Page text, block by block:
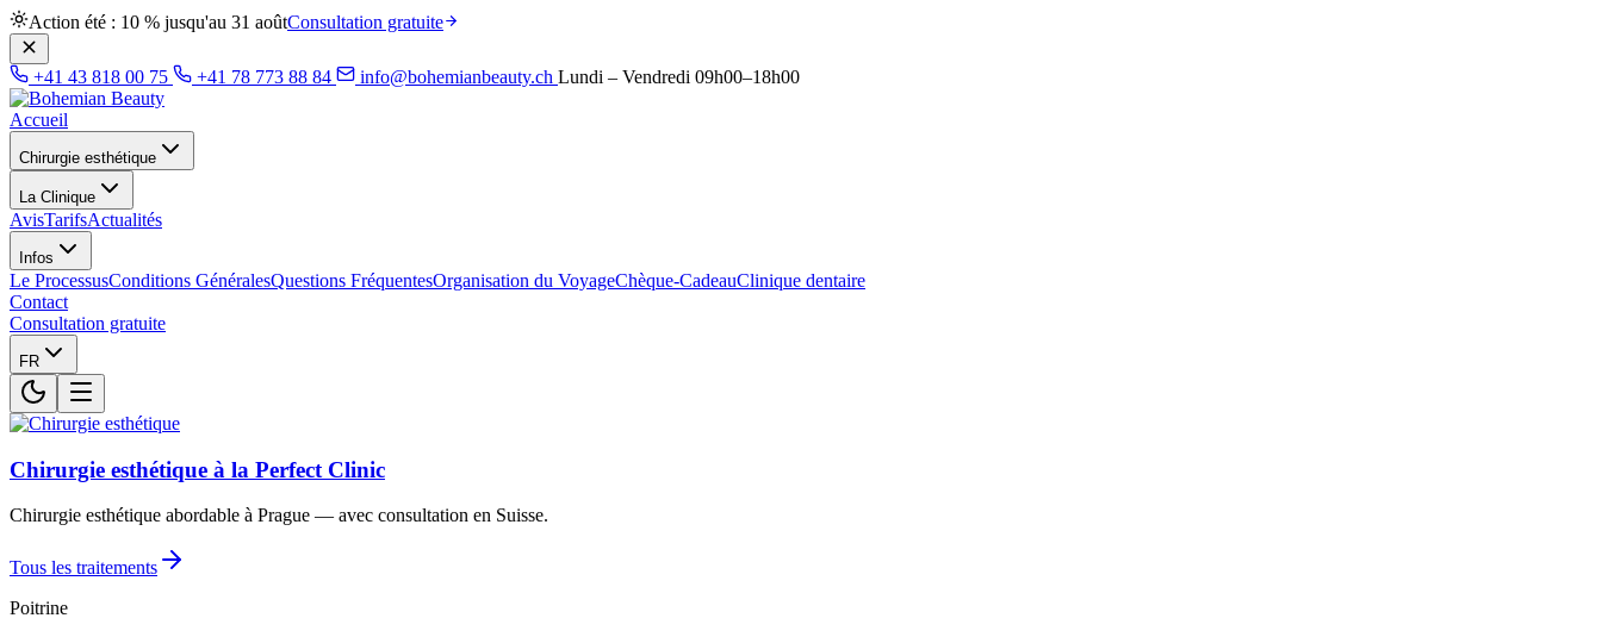
Action été : 10 % jusqu'au 31 aoûtConsultation gratuite
+41 43 818 00 75 +41 78 773 88 84 info@bohemianbeauty.ch Lundi – Vendredi 09h00–18h00
Accueil
Chirurgie esthétique
La Clinique
AvisTarifsActualités
Infos
Le ProcessusConditions GénéralesQuestions FréquentesOrganisation du VoyageChèque-CadeauClinique dentaire
Contact
Consultation gratuite
FR
Chirurgie esthétique à la Perfect Clinic
Chirurgie esthétique abordable à Prague — avec consultation en Suisse.
Tous les traitements
Poitrine